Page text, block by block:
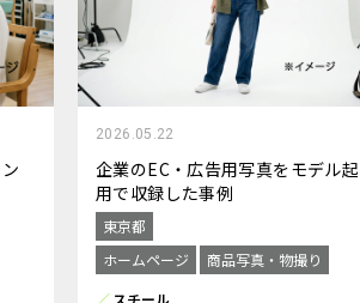
2026.05.22
企業のEC・広告用写真をモデル起
用で収録した事例
東京都
ホームページ
商品写真・物撮り